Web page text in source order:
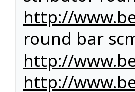
http://
round bar
http://
http://